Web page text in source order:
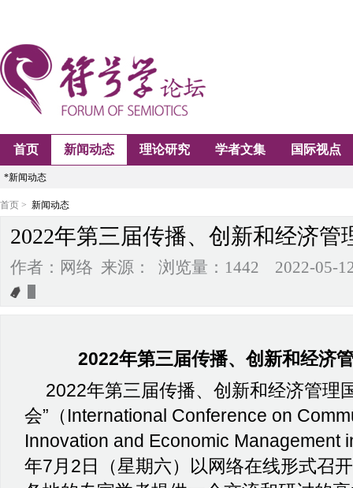
首页 新闻动态 理论研究 学者文集 国际视点
*新闻动态
首页 > 新闻动态
2022年第三届传播、创新和经济管
作者：网络 来源： 浏览量：1442 2022-05-
2022年第三届传播、创新和经济
2022年第三届传播、创新和经济管理
会” （International Conference on
Innovation and Economic Management
年7月 2日（星期六）以网络在线形式召